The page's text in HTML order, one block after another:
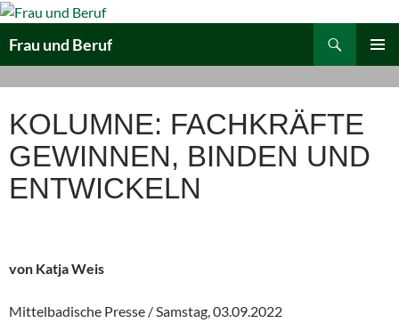
Zum
springen
Frau und Beruf
MENÜ
KOLUMNE: FACHKRÄFTE
GEWINNEN, BINDEN UND
ENTWICKELN
von Katja Weis
Mittelbadische Presse / Samstag, 03.09.2022